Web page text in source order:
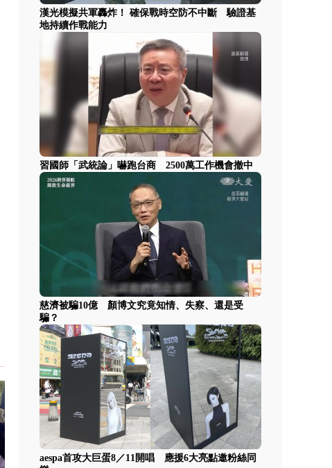
漢光模擬共軍轟炸！ 確保戰時空防不中斷 驗證基
地持續作戰能力
習國師「武統論」嚇跑台商 2500萬工作機會撤中
慈濟被騙10億 顏博文究竟知情、失察、還是受
騙？
aespa首攻大巨蛋8／11開唱 應援6大亮點邀粉絲同